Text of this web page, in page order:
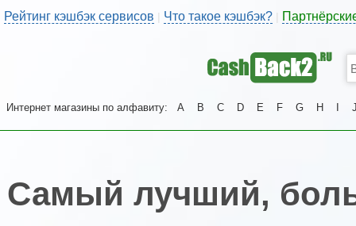
Рейтинг кэшбэк сервисов | Что такое кэшбэк?
Интернет магазины по алфавиту: A B C D E F G H
Самый лучший,